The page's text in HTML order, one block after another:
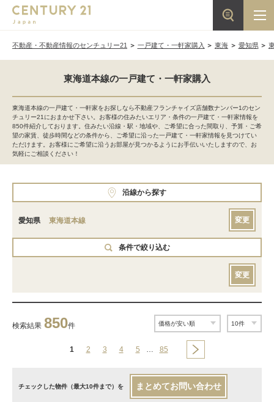
不動産・不動産情報のセンチュリー21 一戸建て・一軒家購入 東海 愛知県
東海道本線の一戸建て・一軒家購入
東海道本線の一戸建て・一軒家をお探しなら不動産フランチャイズ店舗数ナンバー1のセン
チュリー21におまかせ下さい。お客様の住みたいエリア・条件の一戸建て・一軒家情報を
850件紹介しております。住みたい沿線・駅・地域や、ご希望に合った間取り、予算・ご希
望の家賃、徒歩時間などの条件から、ご希望に沿った一戸建て・一軒家情報を見つけてい
ただけます。お客様にご希望に沿うお部屋が見つかるようにお手伝いいたしますので、お
気軽にご相談ください！
沿線から探す
愛知県 東海道本線 変更
条件で絞り込む
変更
検索結果 850件
1 2 3 4 5 … 85
チェックした物件（最大10件まで）を まとめてお問い合わせ